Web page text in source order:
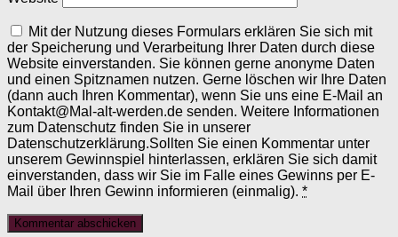
Mit der Nutzung dieses Formulars erklären Sie sich mit
der Speicherung und Verarbeitung Ihrer Daten durch diese
Website einverstanden. Sie können gerne anonyme Daten
und einen Spitznamen nutzen. Gerne löschen wir Ihre Daten
(dann auch Ihren Kommentar), wenn Sie uns eine E-Mail an
Kontakt@Mal-alt-werden.de senden. Weitere Informationen
zum Datenschutz finden Sie in unserer
Datenschutzerklärung.Sollten Sie einen Kommentar unter
unserem Gewinnspiel hinterlassen, erklären Sie sich damit
einverstanden, dass wir Sie im Falle eines Gewinns per E-
Mail über Ihren Gewinn informieren (einmalig). *